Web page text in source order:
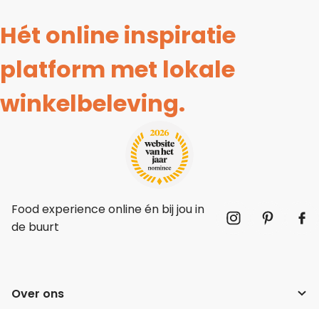
Hét online inspiratie
platform met lokale
winkelbeleving.
Food experience online én bij jou in
de buurt
Over ons